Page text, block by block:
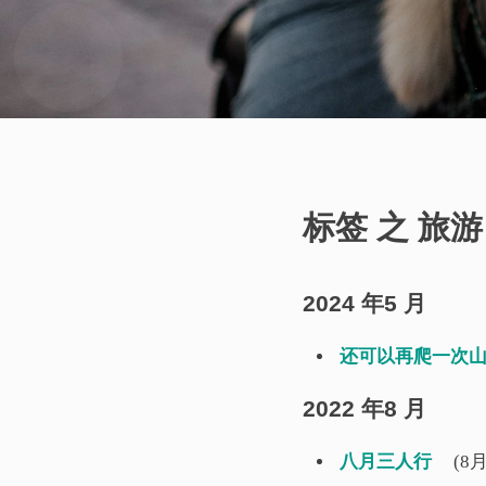
标签 之 旅游
2024 年5 月
还可以再爬一次山
2022 年8 月
八月三人行 (8